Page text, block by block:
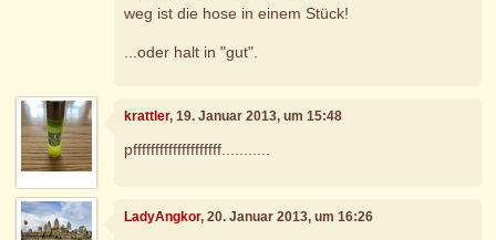
weg ist die hose in einem Stück!
...oder halt in "gut".
krattler, 19. Januar 2013, um 15:48
pffffffffffffffffffff...........
LadyAngkor, 20. Januar 2013, um 16:26